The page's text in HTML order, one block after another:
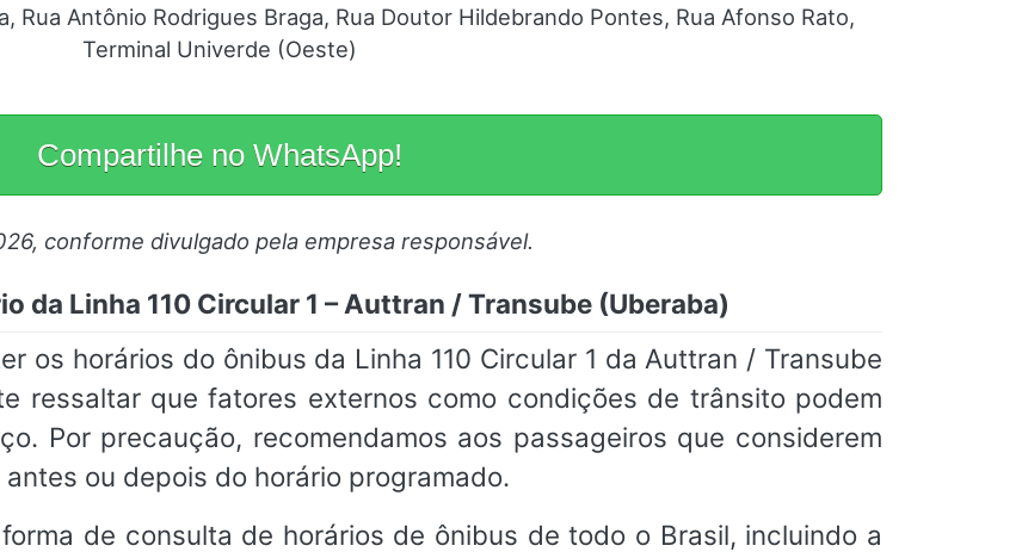
Rua Antônio Rodrigues Braga, Rua Doutor Hildebrando Pontes, Rua Afonso Rato,
Terminal Univerde (Oeste)
Compartilhe no WhatsApp!
conforme divulgado pela empresa responsável.
da Linha 110 Circular 1 – Auttran / Transube (Uberaba)
os horários do ônibus da Linha 110 Circular 1 da Auttran / Transube
ressaltar que fatores externos como condições de trânsito podem
Por precaução, recomendamos aos passageiros que considerem
ou depois do horário programado.
de consulta de horários de ônibus de todo o Brasil, incluindo a